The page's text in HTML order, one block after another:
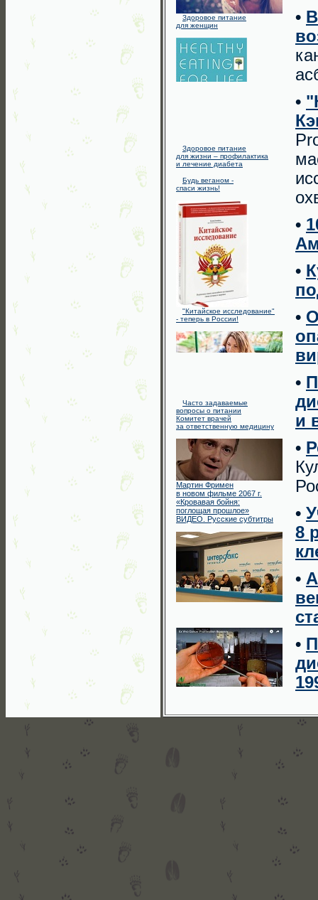
Здоровое питание
для женщин
Здоровое питание
для жизни – профилактика
и лечение диабета
Будь веганом -
спаси жизнь!
"Китайское исследование"
- теперь в России!
Часто задаваемые
вопросы о питании
Комитет врачей
за ответственную медицину
Мартин Фримен
в новом фильме 2067 г.
«Кровавая бойня:
поглощая прошлое»
ВИДЕО. Русские субтитры
•
•
•
•
•
•
и
•
•
8
•
•